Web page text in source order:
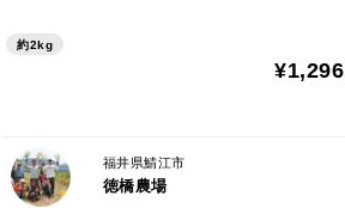
約2kg
¥1,296
福井県鯖江市
徳橋農場